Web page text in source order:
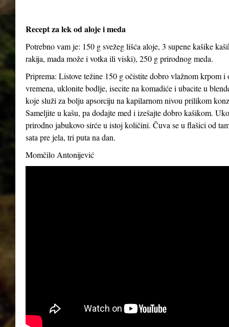
Recept za lek od aloje i meda
Potrebno vam je: 150 g svežeg lišća aloje, 3 supene kašike
rakija, mada može i votka ili viski), 250 g prirodnog meda.
Priprema: Listove težine 150 g očistite dobro vlažnom krpom
vremena, uklonite bodlje, isecite na komadiće i ubacite u
koje služi za bolju apsorciju na kapilarnom nivou prilikom
Sameljite u kašu, pa dodajte med i izešajte dobro kašikom.
prirodno jabukovo sirće u istoj količini. Čuva se u flašici od
sata pre jela, tri puta na dan.
Momčilo Antonijević